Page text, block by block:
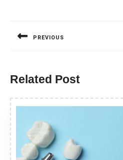
PREVIOUS
Related Post